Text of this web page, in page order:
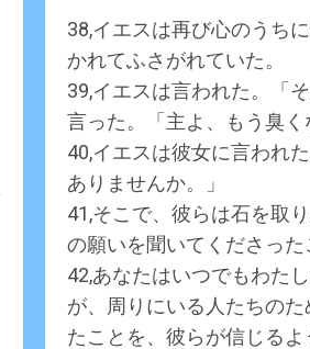
38,イエスは再び心のうち
かれてふさがれていた。
39,イエスは言われた。「
言った。「主よ、もう臭く
40,イエスは彼女に言われ
ありませんか。」
41,そこで、彼らは石を取
の願いを聞いてくださった
42,あなたはいつでもわた
が、周りにいる人たちの
たことを、彼らが信じるよ